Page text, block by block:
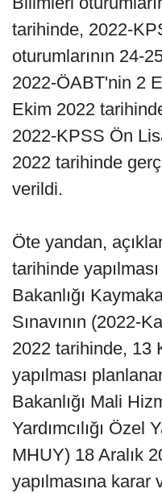
tarihinde, 2022-
oturumlarının 24-
2022-ÖABT'nin 2
Ekim 2022
2022-KPSS Ön
2022 tarihinde
verildi.
Öte yandan,
tarihinde
Bakanlığı
Sınavının (2022-
2022 tarihinde, 13
yapılması
Bakanlığı Mali
Yardımcılığı Özel
MHUY) 18 Aralık
yapılmasına